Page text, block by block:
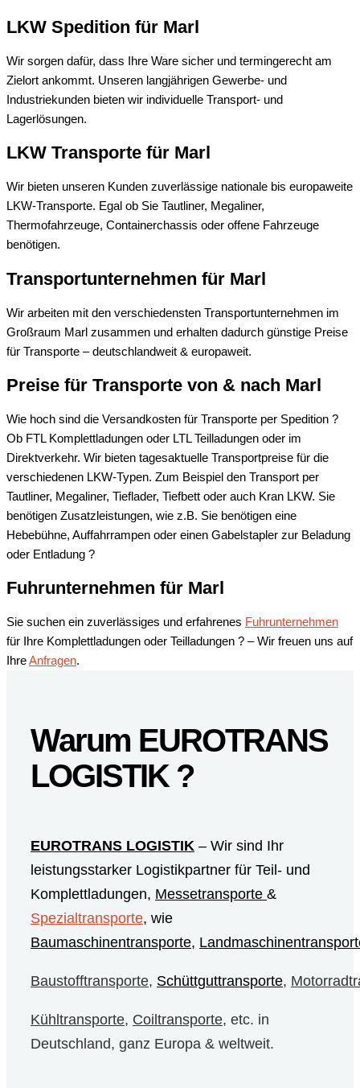
LKW Spedition für Marl
Wir sorgen dafür, dass Ihre Ware sicher und termingerecht am
Zielort ankommt. Unseren langjährigen Gewerbe- und
Industriekunden bieten wir individuelle Transport- und
Lagerlösungen.
LKW Transporte für Marl
Wir bieten unseren Kunden zuverlässige nationale bis europaweite
LKW-Transporte. Egal ob Sie Tautliner, Megaliner,
Thermofahrzeuge, Containerchassis oder offene Fahrzeuge
benötigen.
Transportunternehmen für Marl
Wir arbeiten mit den verschiedensten Transportunternehmen im
Großraum Marl zusammen und erhalten dadurch günstige Preise
für Transporte – deutschlandweit & europaweit.
Preise für Transporte von & nach Marl
Wie hoch sind die Versandkosten für Transporte per Spedition ?
Ob FTL Komplettladungen oder LTL Teilladungen oder im
Direktverkehr. Wir bieten tagesaktuelle Transportpreise für die
verschiedenen LKW-Typen. Zum Beispiel den Transport per
Tautliner, Megaliner, Tieflader, Tiefbett oder auch Kran LKW. Sie
benötigen Zusatzleistungen, wie z.B. Sie benötigen eine
Hebebühne, Auffahrrampen oder einen Gabelstapler zur Beladung
oder Entladung ?
Fuhrunternehmen für Marl
Sie suchen ein zuverlässiges und erfahrenes Fuhrunternehmen
für Ihre Komplettladungen oder Teilladungen ? – Wir freuen uns auf
IhreAnfragen.
Warum EUROTRANS
LOGISTIK ?
EUROTRANS LOGISTIK – Wir sind Ihr
leistungsstarker Logistikpartner für Teil- und
Komplettladungen, Messetransporte &
Spezialtransporte, wie
Baumaschinentransporte,
Baustofftransporte, Schüttguttransporte,
Kühltransporte, Coiltransporte, etc. in
Deutschland, ganz Europa & weltweit.